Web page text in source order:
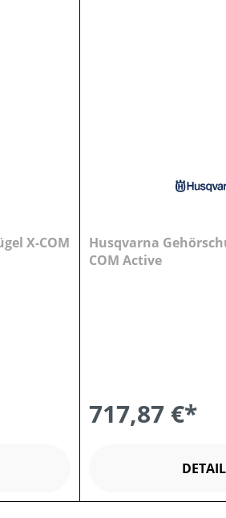
X-COM
Husqvarna
COM Active
717,87 €*